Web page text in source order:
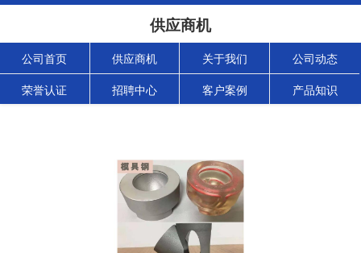
供应商机
公司首页 供应商机 关于我们 公司动态
荣誉认证 招聘中心 客户案例 产品知识